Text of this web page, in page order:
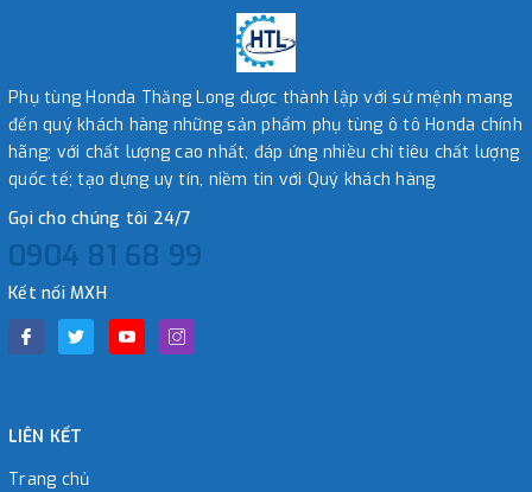
Phụ tùng Honda Thăng Long được thành lập với sứ mệnh mang
đến quý khách hàng những sản phẩm phụ tùng ô tô Honda chính
hãng; với chất lượng cao nhất, đáp ứng nhiều chỉ tiêu chất lượng
quốc tế; tạo dựng uy tín, niềm tin với Quý khách hàng
Gọi cho chúng tôi 24/7
0904 81 68 99
Kết nối MXH
LIÊN KẾT
Trang chủ